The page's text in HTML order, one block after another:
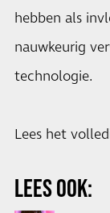
hebben als
nauwkeurig
technologie.
Lees het
LEES OOK: